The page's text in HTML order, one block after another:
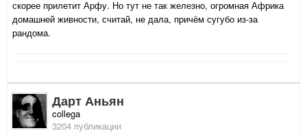
скорее прилетит Арфу. Но тут не так железно, огромная Африка
домашней живности, считай, не дала, причём сугубо из-за
рандома.
Дарт Аньян
collega
3204 публикации